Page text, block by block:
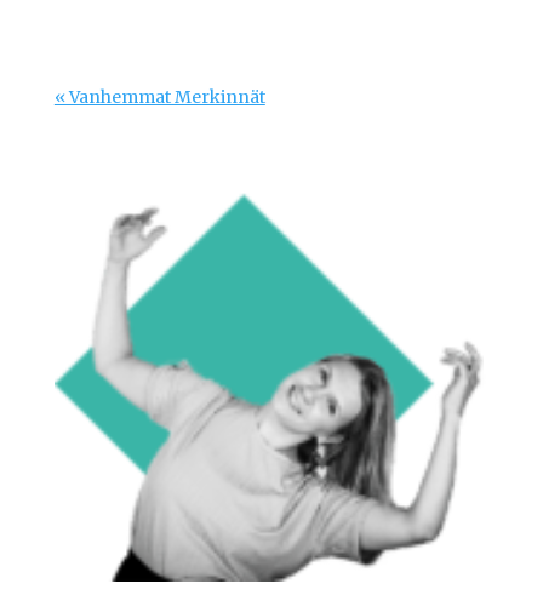
« Vanhemmat Merkinnät